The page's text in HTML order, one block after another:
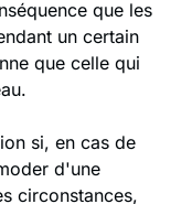
que les
un certain
que celle qui
si, en cas de
d'une
circonstances,